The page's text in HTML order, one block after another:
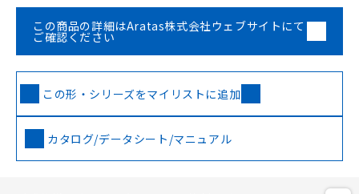
この商品の詳細はAratas株式会社ウェブサイトにて
ご確認ください
この形・シリーズをマイリストに追加
カタログ/データシート/マニュアル